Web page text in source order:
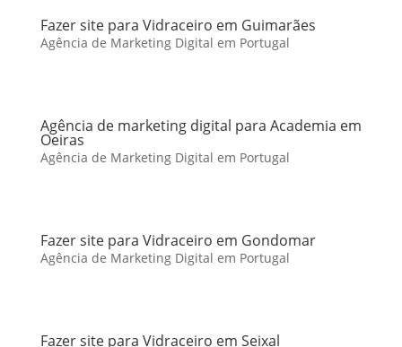
Fazer site para Vidraceiro em Guimarães
Agência de Marketing Digital em Portugal
Agência de marketing digital para Academia em
Oeiras
Agência de Marketing Digital em Portugal
Fazer site para Vidraceiro em Gondomar
Agência de Marketing Digital em Portugal
Fazer site para Vidraceiro em Seixal